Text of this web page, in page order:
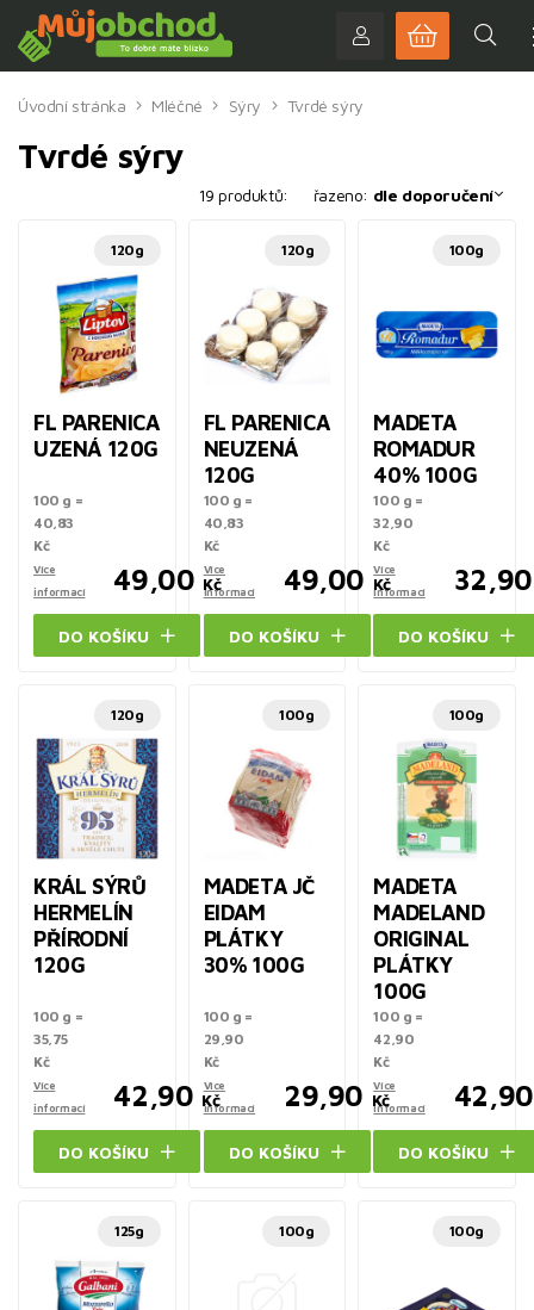
Úvodní stránka Mléčné Sýry Tvrdé sýry
Tvrdé sýry
19 produktů: řazeno: dle doporučení
120g
FL PARENICA
UZENÁ 120G
100 g =
40,83
Kč
Více
informací
49,00 Kč
DO KOŠÍKU
120g
FL PARENICA
NEUZENÁ
120G
100 g =
40,83
Kč
Více
informací
49,00 Kč
DO KOŠÍKU
100g
MADETA
ROMADUR
40% 100G
100 g =
32,90
Kč
Více
informací
32,90
DO KOŠÍKU
120g
KRÁL SÝRŮ
HERMELÍN
PŘÍRODNÍ
120G
100 g =
35,75
Kč
Více
informací
42,90 Kč
DO KOŠÍKU
100g
MADETA JČ
EIDAM
PLÁTKY
30% 100G
100 g =
29,90
Kč
Více
informací
29,90 Kč
DO KOŠÍKU
100g
MADETA
MADELAND
ORIGINAL
PLÁTKY
100G
100 g =
42,90
Kč
Více
informací
42,90
DO KOŠÍKU
125g 100g 100g